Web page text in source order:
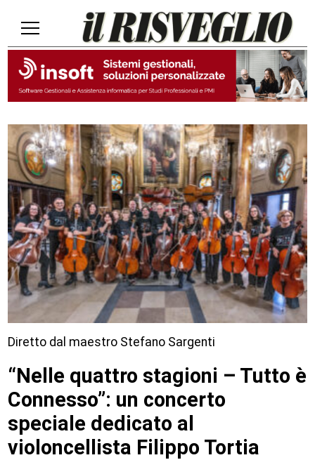
Diretto dal maestro Stefano Sargenti
“Nelle quattro stagioni – Tutto è
Connesso”: un concerto
speciale dedicato al
violoncellista Filippo Tortia